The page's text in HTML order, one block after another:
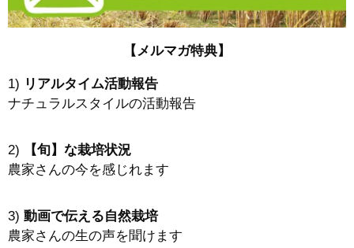
【メルマガ特典】
1) リアルタイム活動報告
ナチュラルスタイルの活動報告
2)
【旬】な栽培状況
農家さんの今を感じれます
3) 動画で伝える自然栽培
農家さんの生の声を聞けます